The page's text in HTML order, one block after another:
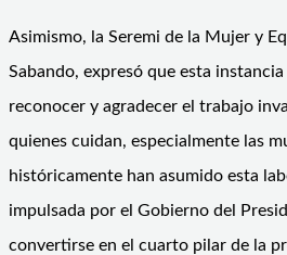
Asimismo, la Seremi de la Mujer y
Sabando, expresó que esta instancia
reconocer y agradecer el trabajo
quienes cuidan, especialmente las
históricamente han asumido esta
impulsada por el Gobierno del
convertirse en el cuarto pilar de la